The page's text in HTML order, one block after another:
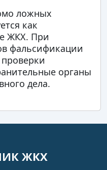
ложных
как
ЖКХ. При
фальсификации
органы
дела.
ЖКХ